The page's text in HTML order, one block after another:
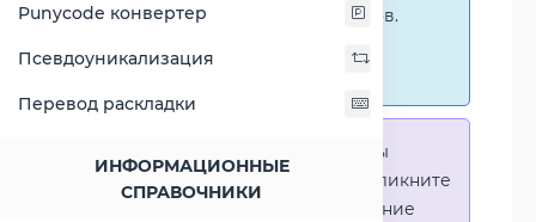
Punycode конвертер
Псевдоуникализация
Перевод раскладки
ИНФОРМАЦИОННЫЕ
СПРАВОЧНИКИ
параметров процессоров.
сравнениям.
Для того что-бы
выделить процессор - кликните
на его название. Выделение